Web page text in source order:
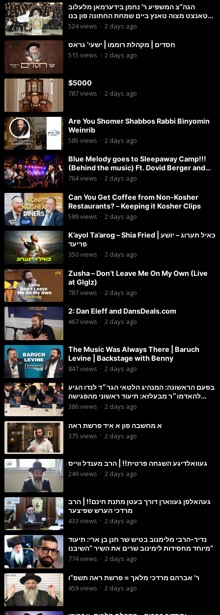
הגה”צ המשפיע ר’ נחמן בידערמאן מלעלוב
טאנצט מצוה טאנץ ביים שמחת החתונה פון בנו
החתן
524views · 2 days ago
חסדים | מקהלת רוממו | ישעי’ גראס
515 views · 2 days ago
$5000
787views · 2 days ago
Are You Shomer Shabbos Rabbi Binyomin
Weinrib
585 views · 2 days ago
Blue Melody goes to Sleepaway Camp!!!
(Behind the music) Ft. Dovid Berger and
Chaim Brown
764views · 2 days ago
Can You Get Coffee from Non-Kosher
Restaurants? – Keeping it Kosher Clips
589views · 2 days ago
K’ayol Ta’arog – Shia Fried | כאיל תערוג – יושע
פריעד
350views · 2 days ago
Zusha – Don’t Leave Me On My Own (Live
at Glglz)
787views · 2 days ago
2: Dan Eleff and DansDeals.com
467views · 2 days ago
The Music Was Always There | Baruch
Levine | Backstage with Benny
847views · 2 days ago
בפעם הראשונה: המנהיג הלטאי הגר״ד לנדו הגיע
להאדמו״ר מבעלזא: תיעוד ראשוני מהפגישה
הנדירה
386views · 2 days ago
א מחשבה פון א איד פרשת ראה
375 views · 2 days ago
געוואלדיגע השגחה פרטית!! | הרב מענדל ווייס
249views · 2 days ago
געהאלפן געווארן דורך בעטן מתנת חינם!! | הרב
מרדכי הערש שפיצער
433 views · 2 days ago
נדיר-הרבי מלימנוב בטיש שר חנן בן ארי: תיעוד
מיוחד מחסידות לימינוב שרים את השיר “השיבנו”
774views · 2 days ago
ר’ אברהם מרדכי מלאך = פרשת ראה תשפ”ו
459views · 2 days ago